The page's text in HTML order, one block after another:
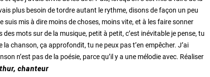
plus besoin de tordre autant le rythme, disons de façon un peu
suis mis à dire moins de choses, moins vite, et à les faire sonner
mots sur de la musique, petit à petit, c’est inévitable je pense, tu
chanson, ça approfondit, tu ne peux pas t’en empêcher. J’ai
n’est pas de la poésie, parce qu’il y a une mélodie avec. Réaliser
chanteur